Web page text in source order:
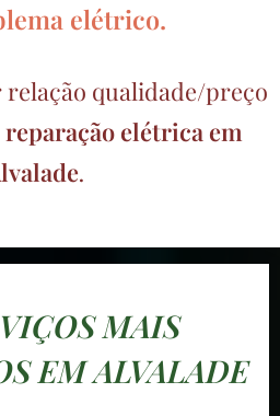
elétrico.
qualidade/preço
reparação elétrica em
.
MAIS
EM ALVALADE